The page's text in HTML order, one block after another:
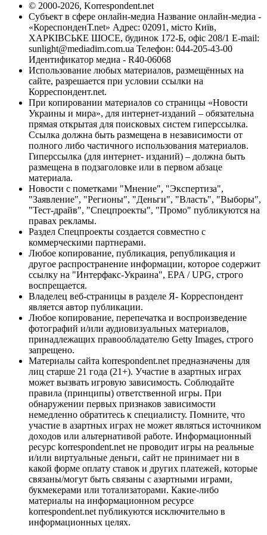
© 2000-2026, Korrespondent.net
Субъект в сфере онлайн-медиа Название онлайн-медиа -
«КореспонденТ.net» Адрес: 02091, місто Київ,
ХАРКІВСЬКЕ ШОСЕ, будинок 172-Б, офіс 208/1 E-mail:
sunlight@mediadim.com.ua Телефон: 044-205-43-00
Идентификатор медиа - R40-06068
Использование любых материалов, размещённых на
сайте, разрешается при условии ссылки на
Корреспондент.net.
При копировании материалов со страницы «Новости
Украины и мира», для интернет-изданий – обязательна
прямая открытая для поисковых систем гиперссылка.
Ссылка должна быть размещена в независимости от
полного либо частичного использования материалов.
Гиперссылка (для интернет- изданий) – должна быть
размещена в подзаголовке или в первом абзаце
материала.
Новости с пометками "Мнение", "Экспертиза",
"Заявление", "Регионы", "Деньги", "Власть", "Выборы",
"Тест-драйв", "Спецпроекты", "Промо" публикуются на
правах рекламы.
Раздел Спецпроекты создается совместно с
коммерческими партнерами.
Любое копирование, публикация, републикация и
другое распространение информации, которое содержит
ссылку на "Интерфакс-Украина", EPA / UPG, строго
воспрещается.
Владелец веб-страницы в разделе Я- Корреспондент
является автор публикации.
Любое копирование, перепечатка и воспроизведение
фотографий и/или аудиовизуальных материалов,
принадлежащих правообладателю Getty Images, строго
запрещено.
Материалы сайта korrespondent.net предназначены для
лиц старше 21 года (21+). Участие в азартных играх
может вызвать игровую зависимость. Соблюдайте
правила (принципы) ответственной игры. При
обнаружении первых признаков зависимости
немедленно обратитесь к специалисту. Помните, что
участие в азартных играх не может являться источником
доходов или альтернативой работе. Информационный
ресурс korrespondent.net не проводит игры на реальные
и/или виртуальные деньги, сайт не принимает ни в
какой форме оплату ставок и других платежей, которые
связаны/могут быть связаны с азартными играми,
букмекерами или тотализаторами. Какие-либо
материалы на информационном ресурсе
korrespondent.net публикуются исключительно в
информационных целях.